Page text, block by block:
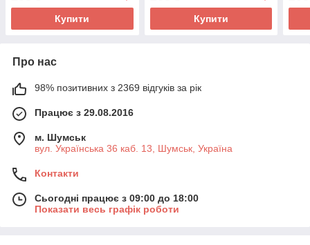
Купити Купити
Про нас
98% позитивних з 2369 відгуків за рік
Працює з 29.08.2016
м. Шумськ
вул. Українська 36 каб. 13, Шумськ, Україна
Контакти
Сьогодні працює з 09:00 до 18:00
Показати весь графік роботи